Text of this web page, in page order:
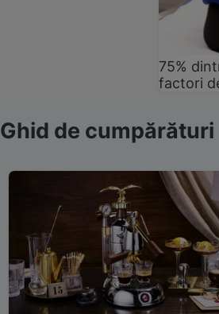
75%
factori
Ghid de cumpărături